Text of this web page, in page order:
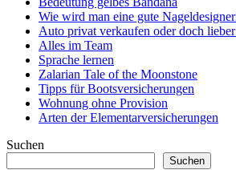
Wie wird man eine gute
Auto privat verkaufen oder doch
Alles im Team
Sprache lernen
Zalarian Tale of the Moonstone
Tipps für Bootsversicherungen
Wohnung ohne Provision
Arten der Elementarversicherungen
Suchen
Suchen